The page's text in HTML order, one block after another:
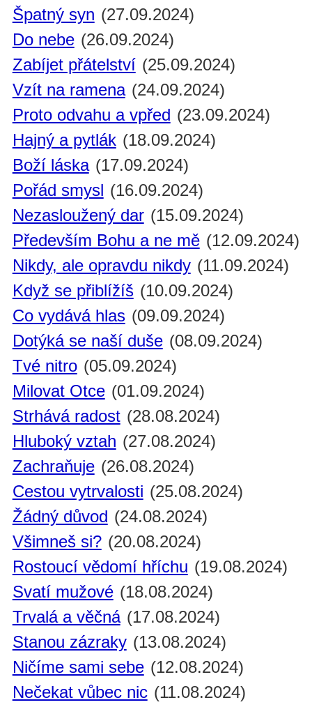
Špatný syn (27.09.2024)
Do nebe (26.09.2024)
Zabíjet přátelství (25.09.2024)
Vzít na ramena (24.09.2024)
Proto odvahu a vpřed (23.09.2024)
Hajný a pytlák (18.09.2024)
Boží láska (17.09.2024)
Pořád smysl (16.09.2024)
Nezasloužený dar (15.09.2024)
Především Bohu a ne mě (12.09.2024)
Nikdy, ale opravdu nikdy (11.09.2024)
Když se přiblížíš (10.09.2024)
Co vydává hlas (09.09.2024)
Dotýká se naší duše (08.09.2024)
Tvé nitro (05.09.2024)
Milovat Otce (01.09.2024)
Strhává radost (28.08.2024)
Hluboký vztah (27.08.2024)
Zachraňuje (26.08.2024)
Cestou vytrvalosti (25.08.2024)
Žádný důvod (24.08.2024)
Všimneš si? (20.08.2024)
Rostoucí vědomí hříchu (19.08.2024)
Svatí mužové (18.08.2024)
Trvalá a věčná (17.08.2024)
Stanou zázraky (13.08.2024)
Ničíme sami sebe (12.08.2024)
Nečekat vůbec nic (11.08.2024)